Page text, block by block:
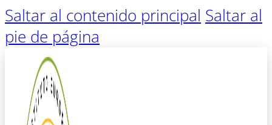
Saltar al contenido principal Saltar al
pie de página